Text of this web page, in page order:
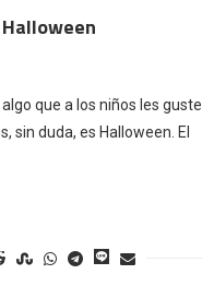
que a los niños les guste
sin duda, es Halloween. El